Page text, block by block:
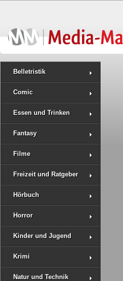
Belletristik
Comic
Essen und Trinken
Fantasy
Filme
Freizeit und Ratgeber
Hörbuch
Horror
Kinder und Jugend
Krimi
Natur und Technik